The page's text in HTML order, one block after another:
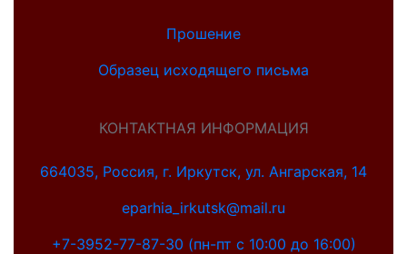
Прошение
Образец исходящего письма
КОНТАКТНАЯ ИНФОРМАЦИЯ
664035, Россия, г. Иркутск, ул. Ангарская, 14
eparhia_irkutsk@mail.ru
+7-3952-77-87-30 (пн-пт с 10:00 до 16:00)